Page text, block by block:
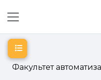
Факультет
Відкритий покажчик